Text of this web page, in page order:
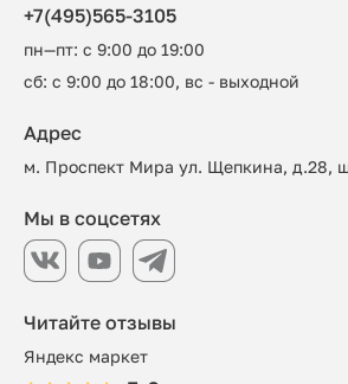
+7(495)565-3105
пн—пт: с 9:00 до 19:00
сб: с 9:00 до 18:00, вс - выходной
Читайте отзывы
Яндекс маркет
Адрес
м. Проспект Мира ул. Щепкина, д.28,
Мы в соцсетях